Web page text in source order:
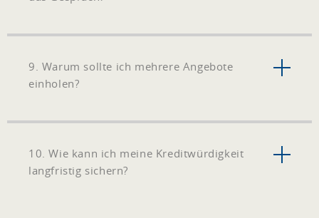
9. Warum sollte ich mehrere Angebote
einholen?
10. Wie kann ich meine Kreditwürdigkeit
langfristig sichern?